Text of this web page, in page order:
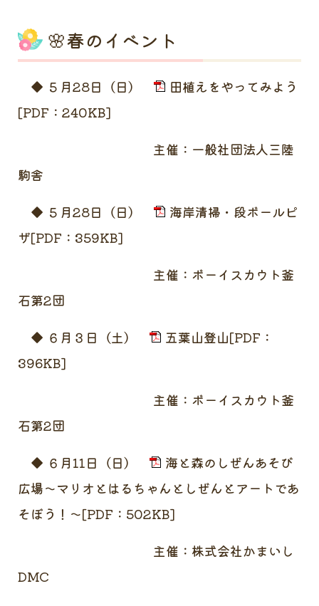
🌸春のイベント
◆ ５月28日（日）
田植えをやってみよう
[PDF：240KB]
主催：一般社団法人三陸
駒舎
◆ ５月28日（日）
海岸清掃・段ボールピ
ザ[PDF：359KB]
主催：ボーイスカウト釜
石第2団
◆ ６月３日（土）
五葉山登山[PDF：
396KB]
主催：ボーイスカウト釜
石第2団
◆ ６月11日（日）
海と森のしぜんあそび
広場～マリオとはるちゃんとしぜんとアートであ
そぼう！～[PDF：502KB]
主催：株式会社かまいし
DMC